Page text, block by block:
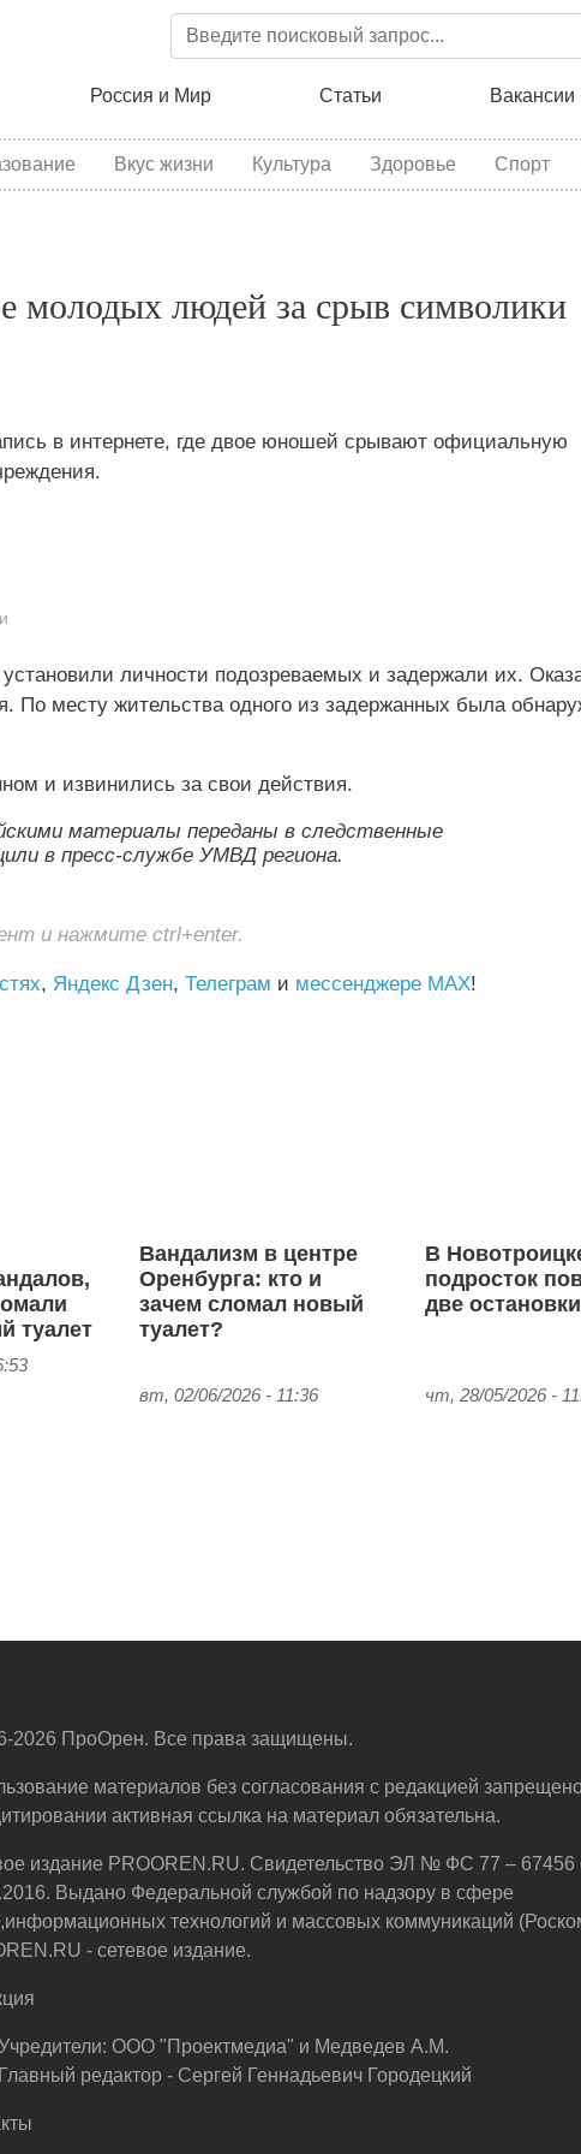
Перейти
к
содержанию
Россия и Мир Статьи Вакансии
Вкус жизни Культура Здоровье Спорт
молодых людей за срыв символики
в интернете, где двое юношей срывают официальную
личности подозреваемых и задержали их.
По месту жительства одного из задержанных была
и извинились за свои действия.
материалы переданы в следственные
в пресс-службе УМВД региона.
и нажмите ctrl+enter.
, Яндекс Дзен, Телеграм и мессенджере MAX!
туалет
Вандализм в центре
Оренбурга: кто и
зачем сломал новый
туалет?
вт, 02/06/2026 - 11:36
В
подросток
две остановки
чт, 28/05/2026 -
2026 ПроОрен. Все права защищены.
материалов без согласования с редакцией
активная ссылка на материал обязательна.
издание PROOREN.RU. Свидетельство ЭЛ № ФС 77 – 67456
Выдано Федеральной службой по надзору в сфере
технологий и массовых коммуникаций
- сетевое издание.
ООО "Проектмедиа" и Медведев А.М.
Главный редактор - Сергей Геннадьевич Городецкий